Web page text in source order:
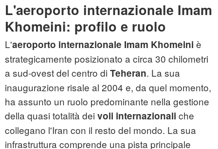
L'aeroporto internazionale Imam
Khomeini: profilo e ruolo
L'aeroporto internazionale Imam Khomeini è
strategicamente posizionato a circa 30 chilometri
a sud-ovest del centro di Teheran. La sua
inaugurazione risale al 2004 e, da quel momento,
ha assunto un ruolo predominante nella gestione
della quasi totalità dei voli internazionali che
collegano l'Iran con il resto del mondo. La sua
infrastruttura comprende una pista principale